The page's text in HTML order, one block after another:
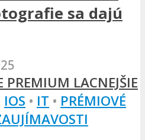
sa dajú
IOS • IT • PRÉMIOVÉ